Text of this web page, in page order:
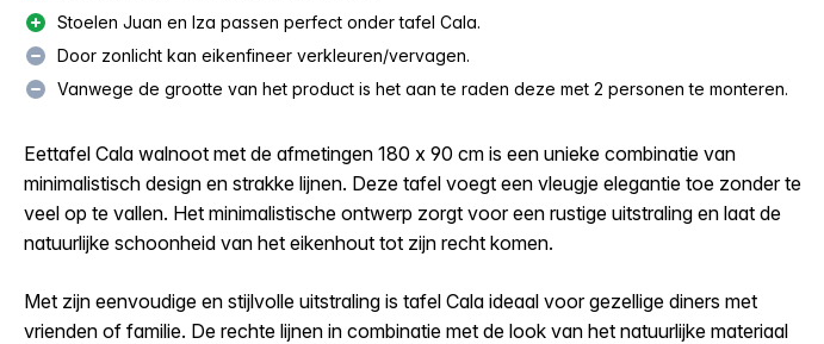
Stoelen Juan en Iza passen perfect onder tafel Cala.
Door zonlicht kan eikenfineer verkleuren/vervagen.
Vanwege de grootte van het product is het aan te raden deze met 2 personen te monteren.
Eettafel Cala walnoot met de afmetingen 180 x 90 cm is een unieke combinatie van
minimalistisch design en strakke lijnen. Deze tafel voegt een vleugje elegantie toe zonder te
veel op te vallen. Het minimalistische ontwerp zorgt voor een rustige uitstraling en laat de
natuurlijke schoonheid van het eikenhout tot zijn recht komen.
Met zijn eenvoudige en stijlvolle uitstraling is tafel Cala ideaal voor gezellige diners met
vrienden of familie. De rechte lijnen in combinatie met de look van het natuurlijke materiaal